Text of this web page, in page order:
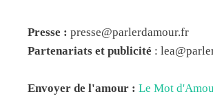
Presse : presse@parlerdamour.fr
Partenariats et publicité :
Envoyer de l'amour : Le Mot